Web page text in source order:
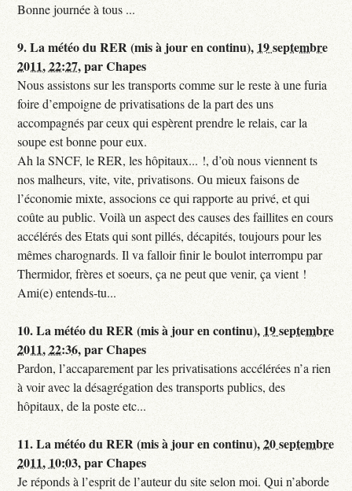
Bonne journée à tous ...
9.La météo du RER (mis à jour en continu), 19 septembre
2011, 22:27,parChapes
Nous assistons sur les transports comme sur le reste à une furia
foire d’empoigne de privatisations de la part des uns
accompagnés par ceux qui espèrent prendre le relais, car la
soupe est bonne pour eux.
Ah la SNCF, le RER, les hôpitaux... !, d’où nous viennent ts
nos malheurs, vite, vite, privatisons. Ou mieux faisons de
l’économie mixte, associons ce qui rapporte au privé, et qui
coûte au public. Voilà un aspect des causes des faillites en cours
accélérés des Etats qui sont pillés, décapités, toujours pour les
mêmes charognards. Il va falloir finir le boulot interrompu par
Thermidor, frères et soeurs, ça ne peut que venir, ça vient !
Ami(e) entends-tu...
10.La météo du RER (mis à jour en continu), 19 septembre
2011, 22:36,parChapes
Pardon, l’accaparement par les privatisations accélérées n’a rien
à voir avec la désagrégation des transports publics, des
hôpitaux, de la poste etc...
11.La météo du RER (mis à jour en continu),20 septembre
2011, 10:03,parChapes
Je réponds à l’esprit de l’auteur du site selon moi. Qui n’aborde